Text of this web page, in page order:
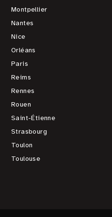
Montpellier
Nantes
Nice
Orléans
Paris
Reims
Rennes
Rouen
Saint-Étienne
Strasbourg
Toulon
Toulouse